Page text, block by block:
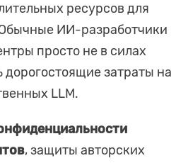
ресурсов для
ИИ-разработчики
просто не в силах
дорогостоящие затраты на
LLM.
, защиты авторских